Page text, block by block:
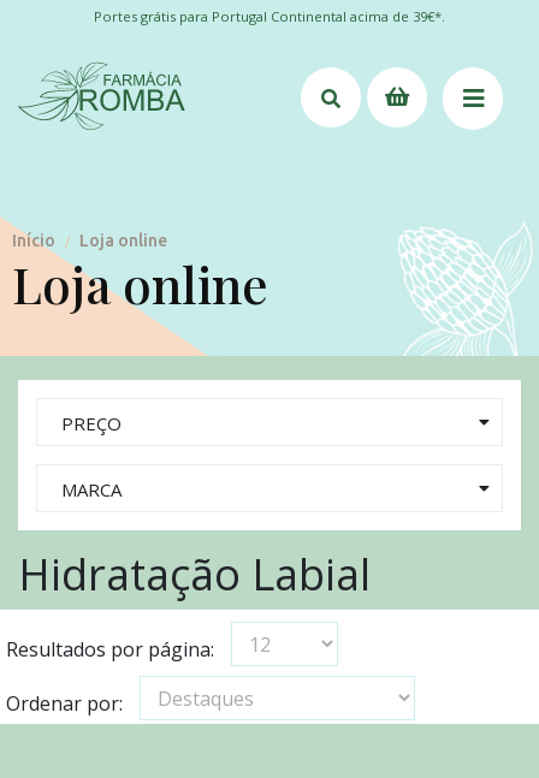
Portes grátis para Portugal Continental acima de 39€*.
Início / Loja online
Loja online
PREÇO
MARCA
Hidratação Labial
Resultados por página:
Ordenar por: